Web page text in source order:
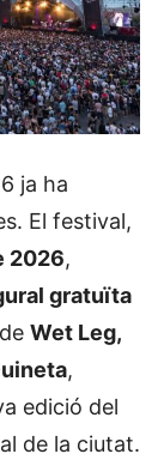
ja ha
El festival,
2026,
gratuïta
Wet Leg,
,
edició del
de la ciutat.